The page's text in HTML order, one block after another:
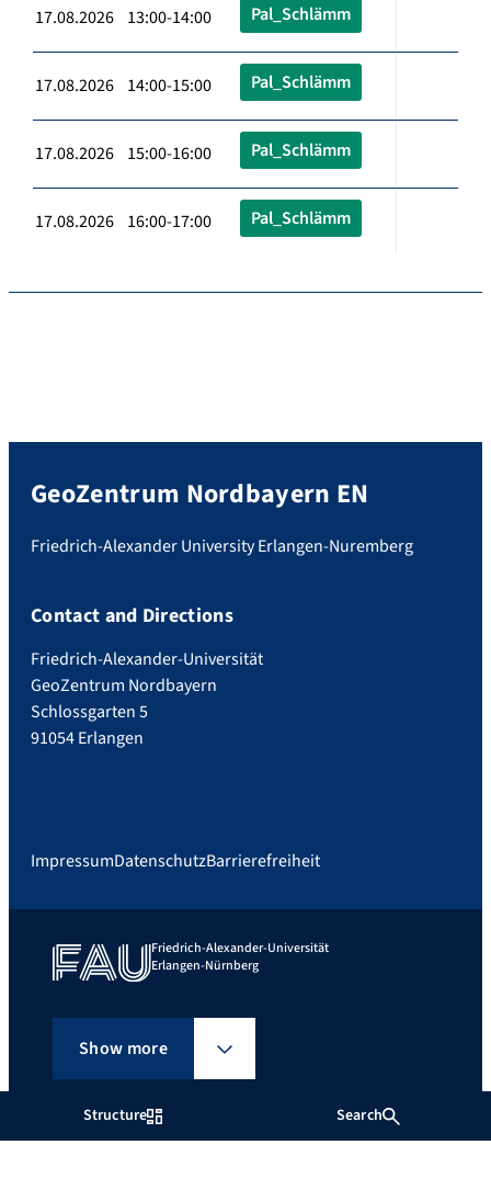
Structure Search
17.08.2026 13:00-14:00 Pal_Schlämm
17.08.2026 14:00-15:00 Pal_Schlämm
17.08.2026 15:00-16:00 Pal_Schlämm
17.08.2026 16:00-17:00 Pal_Schlämm
GeoZentrum Nordbayern EN
Friedrich-Alexander University Erlangen-Nuremberg
Contact and Directions
Friedrich-Alexander-Universität
GeoZentrum Nordbayern
Schlossgarten 5
91054 Erlangen
ImpressumDatenschutzBarrierefreiheit
Friedrich-Alexander-Universität
Erlangen-Nürnberg
Show more